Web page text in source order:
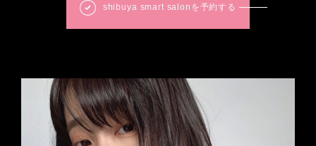
shibuya smart salonを予約する